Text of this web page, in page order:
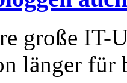
große IT-
länger für